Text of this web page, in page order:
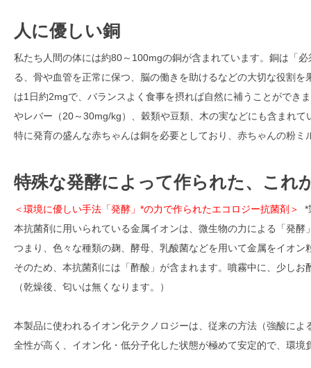
人に優しい銅
私たち人間の体には約80～100mgの銅が含まれています。銅は「
る、骨や血管を正常に保つ、脳の働きを助けるなどの大切な役割
は1日約2mgで、バランスよく食事を摂れば自然に補うことができ
やレバー（20～30mg/kg）、穀類や豆類、木の実などにも含まれて
特に発育の盛んな赤ちゃんは銅を必要としており、赤ちゃんの粉
特殊な発酵によって作られた、これ
＜環境に優しい手法「発酵」*の力で作られたエコロジー抗菌剤＞
*
本抗菌剤に用いられている金属イオンは、微生物の力による「発
つまり、色々な種類の麹、酵母、乳酸菌などを用いて金属をイオン
そのため、本抗菌剤には「酢酸」が含まれます。噴霧中に、少し
（乾燥後、匂いは無くなります。）
本製品に使われるイオン化テクノロジーは、従来の方法（強酸に
全性が高く、イオン化・低分子化した状態が極めて安定的で、環境